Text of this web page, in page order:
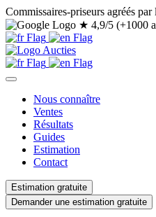
Commissaires-priseurs agréés
★ 4,9/5 (+1000
Nous connaître
Ventes
Résultats
Guides
Estimation
Contact
Estimation gratuite
Demander une estimation gratuite